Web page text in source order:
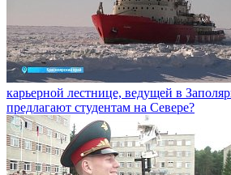
карьерной лестнице, ведущей в
предлагают студентам на Севере?